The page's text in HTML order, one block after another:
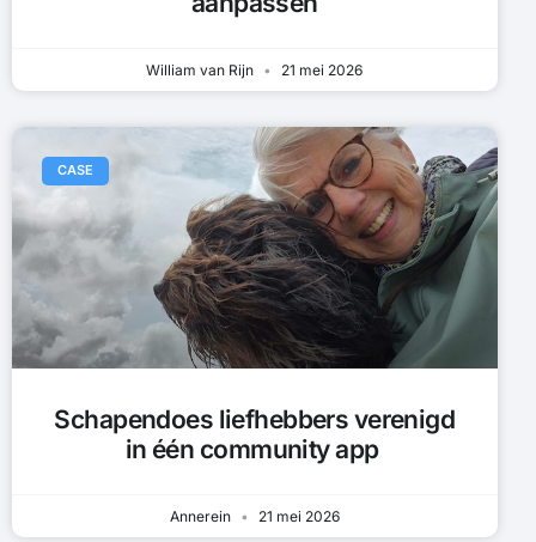
William van Rijn 21 mei 2026
CASE
Schapendoes liefhebbers verenigd
in één community app
Annerein 21 mei 2026